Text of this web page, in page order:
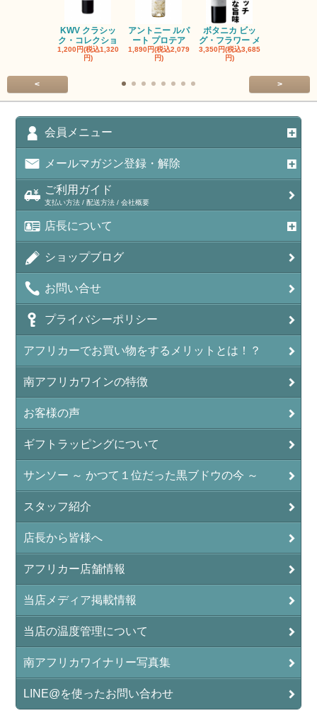
KWV クラシッ
ク・コレクショ
1,200円(税込1,320
円)
アントニー ルパ
ート プロテア
1,890円(税込2,079
円)
ボタニカ ビッ
グ・フラワー メ
3,350円(税込3,685
円)
< >
会員メニュー
メールマガジン登録・解除
ご利用ガイド
支払い方法 / 配送方法 / 会社概要
店長について
ショップブログ
お問い合せ
プライバシーポリシー
アフリカーでお買い物をするメリットとは！？
南アフリカワインの特徴
お客様の声
ギフトラッピングについて
サンソー ～ かつて１位だった黒ブドウの今 ～
スタッフ紹介
店長から皆様へ
アフリカー店舗情報
当店メディア掲載情報
当店の温度管理について
南アフリカワイナリー写真集
LINE@を使ったお問い合わせ